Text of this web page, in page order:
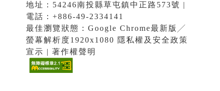
地址：54246南投縣草屯鎮中正路573號 |
電話：+886-49-2334141
最佳瀏覽狀態：Google Chrome最新版╱
螢幕解析度1920x1080 隱私權及安全政策
宣示 | 著作權聲明